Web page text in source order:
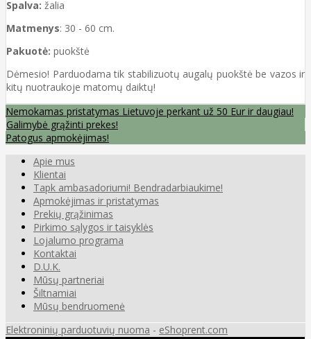
Spalva: žalia
Matmenys: 30 - 60 cm.
Pakuotė: puokštė
Dėmesio! Parduodama tik stabilizuotų augalų puokštė be vazos ir
kitų nuotraukoje matomų daiktų!
Nemokamas pristatymas Lietuvoje perkant už 50 Eur ir daugiau!
Galimybė grąžinti prekes!
Patogus apmokėjimas!
Apie mus
Klientai
Tapk ambasadoriumi! Bendradarbiaukime!
Apmokėjimas ir pristatymas
Prekių grąžinimas
Pirkimo sąlygos ir taisyklės
Lojalumo programa
Kontaktai
D.U.K.
Mūsų partneriai
Šiltnamiai
Mūsų bendruomenė
Elektroninių parduotuvių nuoma - eShoprent.com